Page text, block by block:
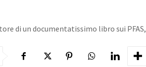
di un documentatissimo libro sui PFAS,